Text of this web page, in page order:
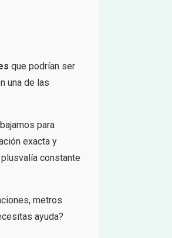
que podrían ser
una de las
para
exacta y
constante
metros
ayuda?